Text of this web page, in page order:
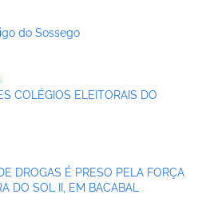
do Sossego
COLÉGIOS ELEITORAIS DO
DROGAS É PRESO PELA FORÇA
DO SOL II, EM BACABAL